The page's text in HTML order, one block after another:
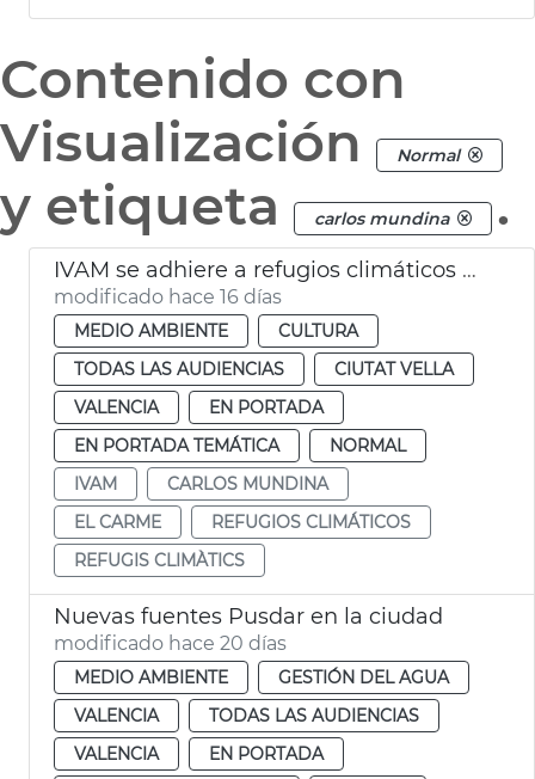
Contenido con
Visualización
Normal
y etiqueta carlos mundina .
IVAM se adhiere a refugios climáticos València
modificado hace 16 días
MEDIO AMBIENTE
CULTURA
TODAS LAS AUDIENCIAS
CIUTAT VELLA
VALENCIA
EN PORTADA
EN PORTADA TEMÁTICA
NORMAL
IVAM
CARLOS MUNDINA
EL CARME
REFUGIOS CLIMÁTICOS
REFUGIS CLIMÀTICS
Nuevas fuentes Pusdar en la ciudad
modificado hace 20 días
MEDIO AMBIENTE
GESTIÓN DEL AGUA
VALENCIA
TODAS LAS AUDIENCIAS
VALENCIA
EN PORTADA